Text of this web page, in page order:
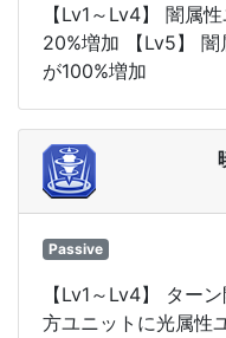
【Lv1～Lv4】 闇属
20%増加 【Lv5】 闇
が100%増加
Passive
【Lv1～Lv4】 ター
方ユニットに光属性